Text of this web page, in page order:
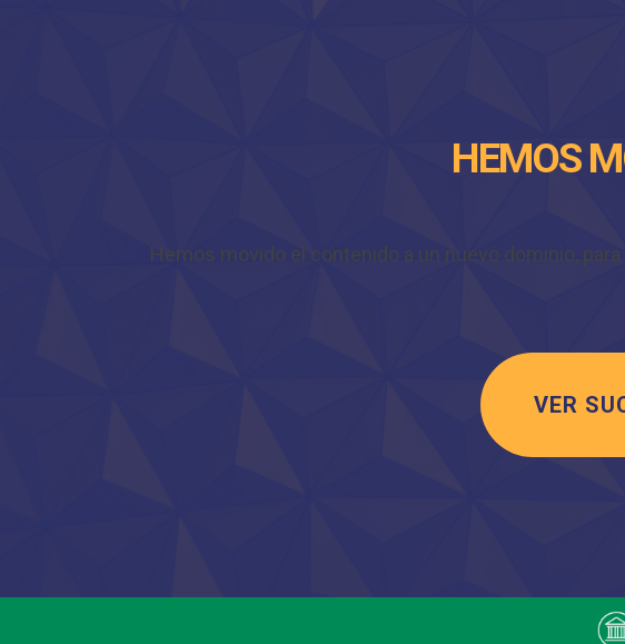
HEMOS
Hemos movido el contenido a un nuevo dominio,
VER